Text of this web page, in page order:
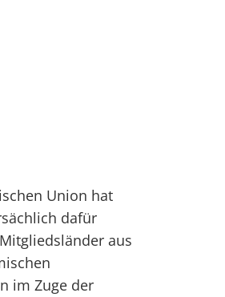
Union hat
dafür
aus
im Zuge der